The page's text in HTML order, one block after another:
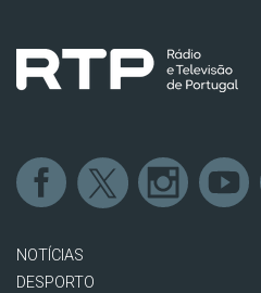
NOTÍCIAS
DESPORTO